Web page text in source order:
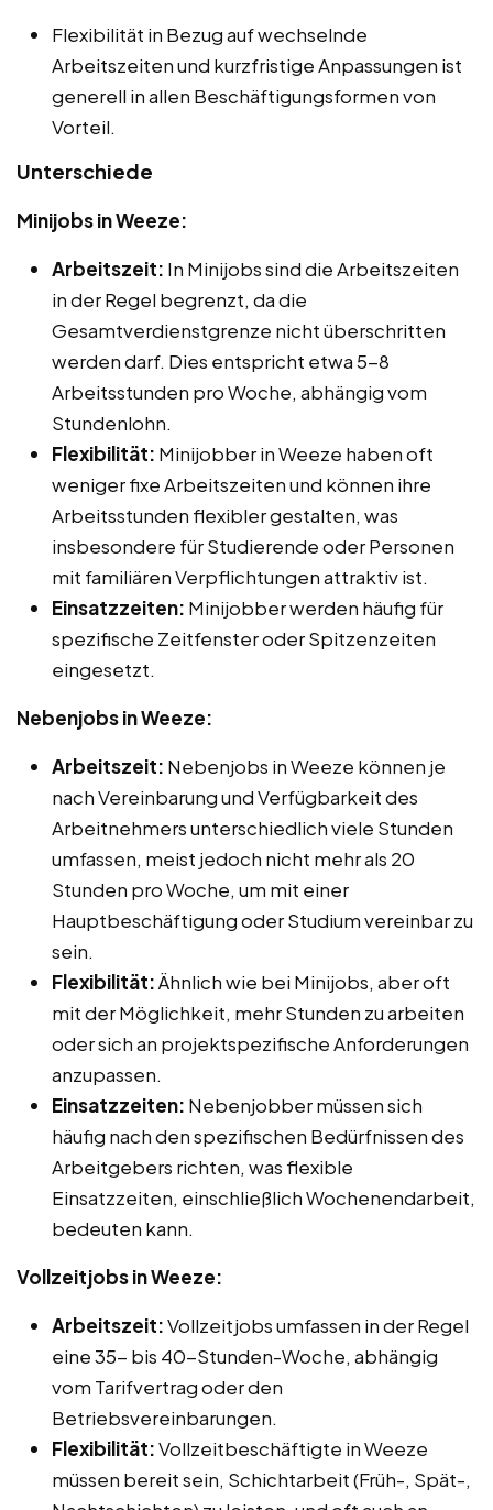
Flexibilität in Bezug auf wechselnde
Arbeitszeiten und kurzfristige Anpassungen ist
generell in allen Beschäftigungsformen von
Vorteil.
Unterschiede
Minijobs in Weeze:
Arbeitszeit: In Minijobs sind die Arbeitszeiten
in der Regel begrenzt, da die
Gesamtverdienstgrenze nicht überschritten
werden darf. Dies entspricht etwa 5-8
Arbeitsstunden pro Woche, abhängig vom
Stundenlohn.
Flexibilität: Minijobber in Weeze haben oft
weniger fixe Arbeitszeiten und können ihre
Arbeitsstunden flexibler gestalten, was
insbesondere für Studierende oder Personen
mit familiären Verpflichtungen attraktiv ist.
Einsatzzeiten: Minijobber werden häufig für
spezifische Zeitfenster oder Spitzenzeiten
eingesetzt.
Nebenjobs in Weeze:
Arbeitszeit: Nebenjobs in Weeze können je
nach Vereinbarung und Verfügbarkeit des
Arbeitnehmers unterschiedlich viele Stunden
umfassen, meist jedoch nicht mehr als 20
Stunden pro Woche, um mit einer
Hauptbeschäftigung oder Studium vereinbar zu
sein.
Flexibilität:Ähnlich wie bei Minijobs, aber oft
mit der Möglichkeit, mehr Stunden zu arbeiten
oder sich an projektspezifische Anforderungen
anzupassen.
Einsatzzeiten: Nebenjobber müssen sich
häufig nach den spezifischen Bedürfnissen des
Arbeitgebers richten, was flexible
Einsatzzeiten, einschließlich Wochenendarbeit,
bedeuten kann.
Vollzeitjobs in Weeze:
Arbeitszeit:Vollzeitjobs umfassen in der Regel
eine 35- bis 40-Stunden-Woche, abhängig
vom Tarifvertrag oder den
Betriebsvereinbarungen.
Flexibilität:Vollzeitbeschäftigte in Weeze
müssen bereit sein, Schichtarbeit (Früh-, Spät-,